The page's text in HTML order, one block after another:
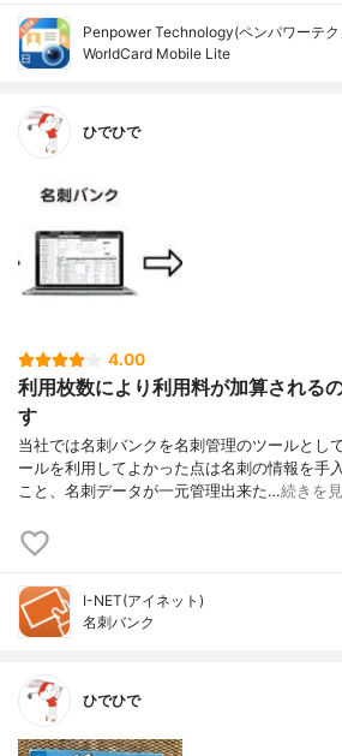
Penpower Technology(ペンパワーテク
WorldCard Mobile Lite
ひでひで
4.00
利用枚数により利用料が加算される
す
当社では名刺バンクを名刺管理のツールとし
ールを利用してよかった点は名刺の情報を手
こと、名刺データが一元管理出来た…続きを
I-NET(アイネット)
名刺バンク
ひでひで